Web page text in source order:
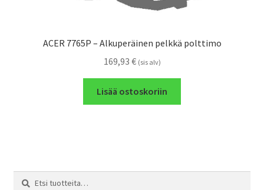
ACER 7765P – Alkuperäinen pelkkä polttimo
169,93 € (sis alv)
Lisää ostoskoriin
Etsi:
Haku